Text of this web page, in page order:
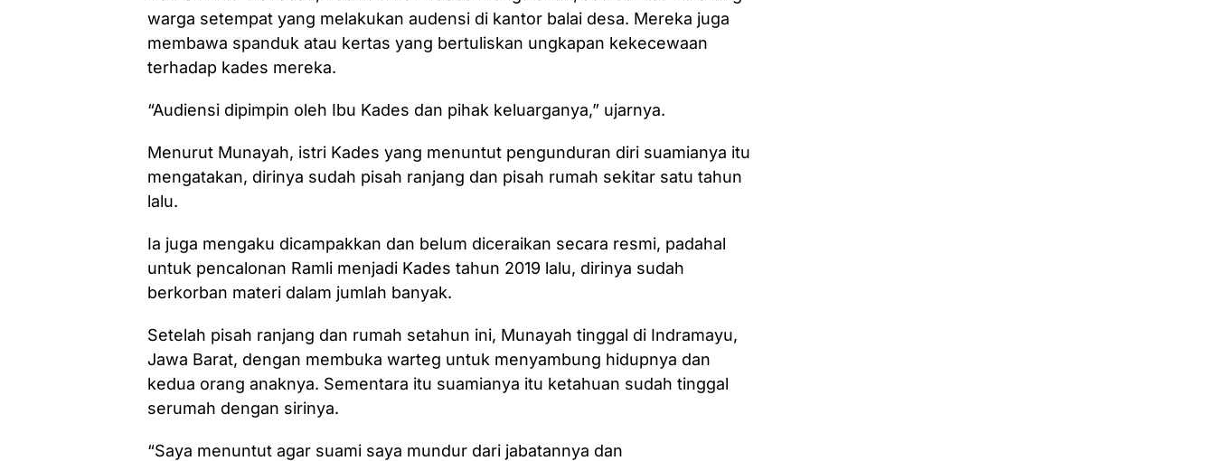
warga setempat yang melakukan audensi di kantor balai desa. Mereka juga
membawa spanduk atau kertas yang bertuliskan ungkapan kekecewaan
terhadap kades mereka.
“Audiensi dipimpin oleh Ibu Kades dan pihak keluarganya,” ujarnya.
Menurut Munayah, istri Kades yang menuntut pengunduran diri suamianya itu
mengatakan, dirinya sudah pisah ranjang dan pisah rumah sekitar satu tahun
lalu.
Ia juga mengaku dicampakkan dan belum diceraikan secara resmi, padahal
untuk pencalonan Ramli menjadi Kades tahun 2019 lalu, dirinya sudah
berkorban materi dalam jumlah banyak.
Setelah pisah ranjang dan rumah setahun ini, Munayah tinggal di Indramayu,
Jawa Barat, dengan membuka warteg untuk menyambung hidupnya dan
kedua orang anaknya. Sementara itu suamianya itu ketahuan sudah tinggal
serumah dengan sirinya.
“Saya menuntut agar suami saya mundur dari jabatannya dan